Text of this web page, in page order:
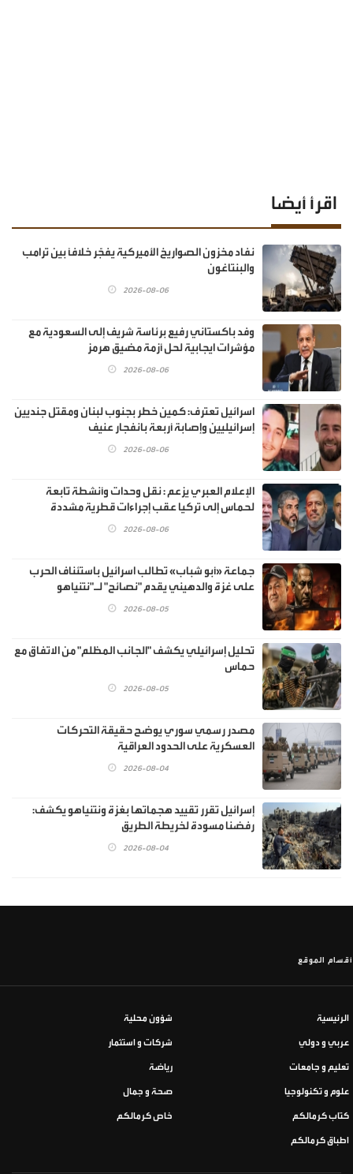
اقرأ أيضا
نفاد مخزون الصواريخ الأميركية يفجّر خلافًا بين ترامب
والبنتاغون
2026-08-06
وفد باكستاني رفيع برئاسة شريف إلى السعودية مع
مؤشرات ايجابية لحل أزمة مضيق هرمز
2026-08-06
اسرائيل تعترف: كمين خطر بجنوب لبنان ومقتل جنديين
إسرائيليين وإصابة أربعة بانفجار عنيف
2026-08-06
الإعلام العبري يزعم : نقل وحدات وأنشطة تابعة
لحماس إلى تركيا عقب إجراءات قطرية مشددة
2026-08-06
جماعة «أبو شباب» تطالب اسرائيل باستئناف الحرب
على غزة والدهيني يقدم "نصائح" لـ"نتنياهو
2026-08-05
تحليل إسرائيلي يكشف "الجانب المظلم" من الاتفاق مع
حماس
2026-08-05
مصدر رسمي سوري يوضح حقيقة التحركات
العسكرية على الحدود العراقية
2026-08-04
إسرائيل تقرر تقييد هجماتها بغزة ونتنياهو يكشف:
رفضنا مسودة لخريطة الطريق
2026-08-04
أقسام الموقع
الرئيسية شؤون محلية
عربي و دولي شركات و استثمار
تعليم و جامعات رياضة
علوم و تكنولوجيا صحة و جمال
كتاب كرمالكم خاص كرمالكم
اطباق كرمالكم